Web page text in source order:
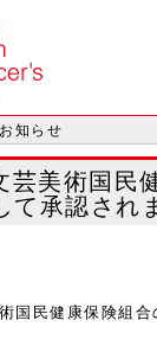
お知らせ
芸美術国民
て承認され
国民健康保険組